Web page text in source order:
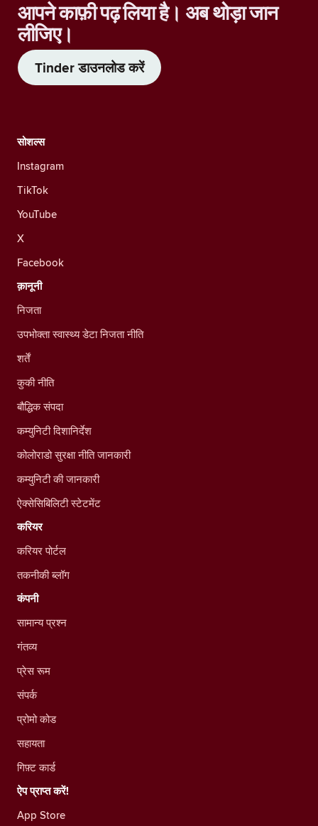
आपने काफ़ी पढ़ लिया है। अब थोड़ा जान
लीजिए।
Tinder डाउनलोड करें
सोशल्स
Instagram
TikTok
YouTube
X
Facebook
क़ानूनी
निजता
उपभोक्ता स्वास्थ्य डेटा निजता नीति
शर्तें
कुकी नीति
बौद्धिक संपदा
कम्युनिटी दिशानिर्देश
कोलोराडो सुरक्षा नीति जानकारी
कम्युनिटी की जानकारी
ऐक्सेसिबिलिटी स्टेटमेंट
करियर
करियर पोर्टल
तकनीकी ब्लॉग
कंपनी
सामान्य प्रश्न
गंतव्य
प्रेस रूम
संपर्क
प्रोमो कोड
सहायता
गिफ़्ट कार्ड
ऐप प्राप्त करें!
App Store